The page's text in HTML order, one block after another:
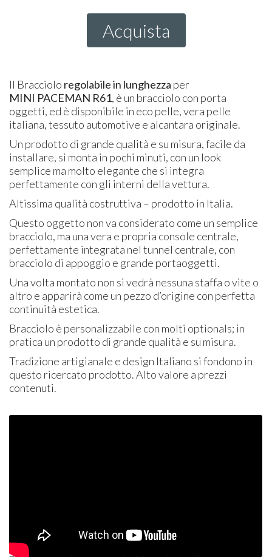
Acquista
Il Bracciolo regolabile in lunghezza per
MINI PACEMAN R61, è un bracciolo con porta
oggetti, ed è disponibile in eco pelle, vera pelle
italiana, tessuto automotive e alcantara originale.
Un prodotto di grande qualità e su misura, facile da
installare, si monta in pochi minuti, con un look
semplice ma molto elegante che si integra
perfettamente con gli interni della vettura.
Altissima qualità costruttiva – prodotto in Italia.
Questo oggetto non va considerato come un semplice
bracciolo, ma una vera e propria console centrale,
perfettamente integrata nel tunnel centrale, con
bracciolo di appoggio e grande portaoggetti.
Una volta montato non si vedrà nessuna staffa o vite o
altro e apparirà come un pezzo d’origine con perfetta
continuità estetica.
Bracciolo è personalizzabile con molti optionals; in
pratica un prodotto di grande qualità e su misura.
Tradizione artigianale e design Italiano si fondono in
questo ricercato prodotto. Alto valore a prezzi
contenuti.